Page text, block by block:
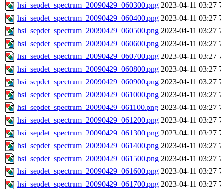
hsi_sepdet_spectrum_20090429_060300.png 2023-04-11 03:27
hsi_sepdet_spectrum_20090429_060400.png 2023-04-11 03:27
hsi_sepdet_spectrum_20090429_060500.png 2023-04-11 03:27
hsi_sepdet_spectrum_20090429_060600.png 2023-04-11 03:27
hsi_sepdet_spectrum_20090429_060700.png 2023-04-11 03:27
hsi_sepdet_spectrum_20090429_060800.png 2023-04-11 03:27
hsi_sepdet_spectrum_20090429_060900.png 2023-04-11 03:27
hsi_sepdet_spectrum_20090429_061000.png 2023-04-11 03:27
hsi_sepdet_spectrum_20090429_061100.png 2023-04-11 03:27
hsi_sepdet_spectrum_20090429_061200.png 2023-04-11 03:27
hsi_sepdet_spectrum_20090429_061300.png 2023-04-11 03:27
hsi_sepdet_spectrum_20090429_061400.png 2023-04-11 03:27
hsi_sepdet_spectrum_20090429_061500.png 2023-04-11 03:27
hsi_sepdet_spectrum_20090429_061600.png 2023-04-11 03:27
hsi_sepdet_spectrum_20090429_061700.png 2023-04-11 03:27